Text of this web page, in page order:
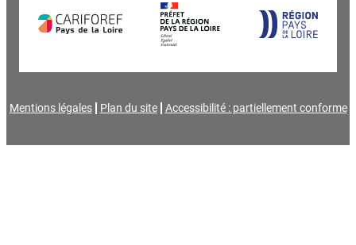
Mentions légales Plan du site Accessibilité : partiellement conforme